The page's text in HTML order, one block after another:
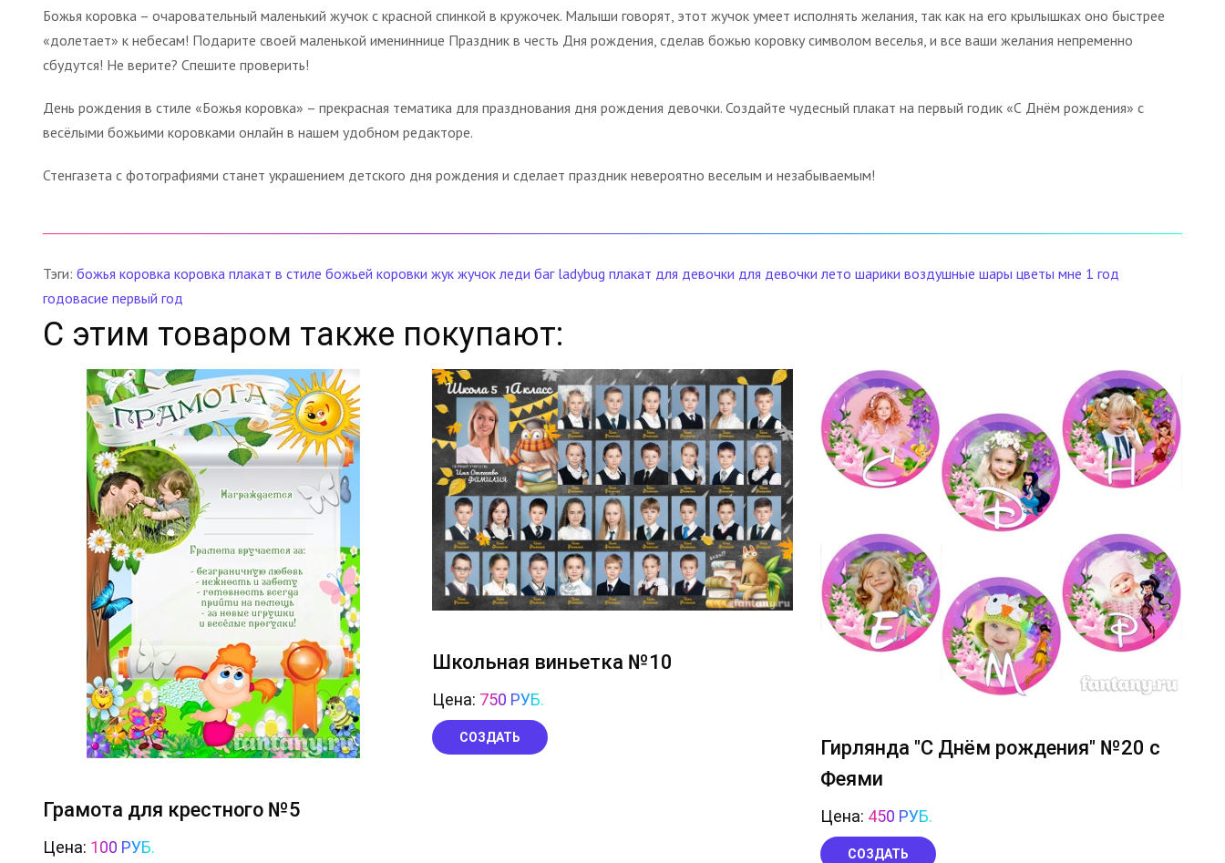
Божья коровка – очаровательный маленький жучок с красной спинкой в кружочек. Малыши говорят, этот жучок умеет исполнять желания, так как на его крылышках оно быстрее
«долетает» к небесам! Подарите своей маленькой имениннице Праздник в честь Дня рождения, сделав божью коровку символом веселья, и все ваши желания непременно
сбудутся! Не верите? Спешите проверить!
День рождения в стиле «Божья коровка» – прекрасная тематика для празднования дня рождения девочки. Создайте чудесный плакат на первый годик «С Днём рождения» с
весёлыми божьими коровками онлайн в нашем удобном редакторе.
Стенгазета с фотографиями станет украшением детского дня рождения и сделает праздник невероятно веселым и незабываемым!
Тэги: божья коровка коровка плакат в стиле божьей коровки жук жучок леди баг ladybug плакат для девочки для девочки лето шарики воздушные шары цветы мне 1 год
годовасие первый год
С этим товаром также покупают:
Грамота для крестного №5
Цена: 100 РУБ.
Школьная виньетка №10
Цена: 750 РУБ.
СОЗДАТЬ
Гирлянда "С Днём рождения" №20 с
Феями
Цена: 450 РУБ.
СОЗДАТЬ